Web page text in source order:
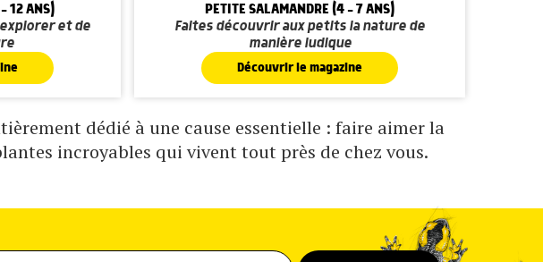
12 ANS)
et de
PETITE SALAMANDRE (4 - 7 ANS)
Faites découvrir aux petits la nature de
manière ludique
Découvrir le magazine
dédié à une cause essentielle : faire aimer la
incroyables qui vivent tout près de chez vous.